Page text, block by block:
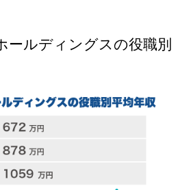
ールディングスの役職別